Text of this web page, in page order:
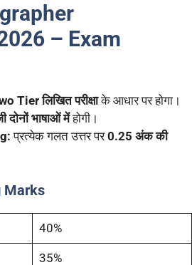
– Exam
Tier लिखित परीक्षाके आधार पर होगा।
दोनों भाषाओं मेंहोगी।
प्रत्येक गलत उत्तर पर0.25 अंक की
Marks
40%
35%